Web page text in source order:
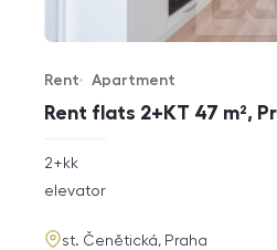
Rent flats 2+KT 47 m²,
Offer type
Rent
Property type
Apartment
rozměry
disposition
2+kk
funkce
elevator
adresa
st. Čenětická, Praha